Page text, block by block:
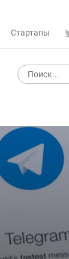
Стартапы